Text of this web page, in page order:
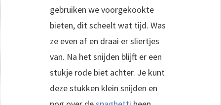
gebruiken we voorgekookte
bieten, dit scheelt wat tijd. Was
ze even af en draai er sliertjes
van. Na het snijden blijft er een
stukje rode biet achter. Je kunt
deze stukken klein snijden en